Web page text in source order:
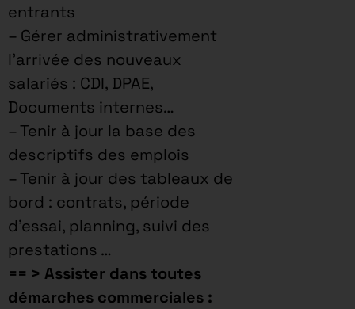
entrants
– Gérer administrativement
l’arrivée des nouveaux
salariés : CDI, DPAE,
Documents internes…
– Tenir à jour la base des
descriptifs des emplois
– Tenir à jour des tableaux de
bord : contrats, période
d’essai, planning, suivi des
prestations …
== > Assister dans toutes
démarches commerciales :